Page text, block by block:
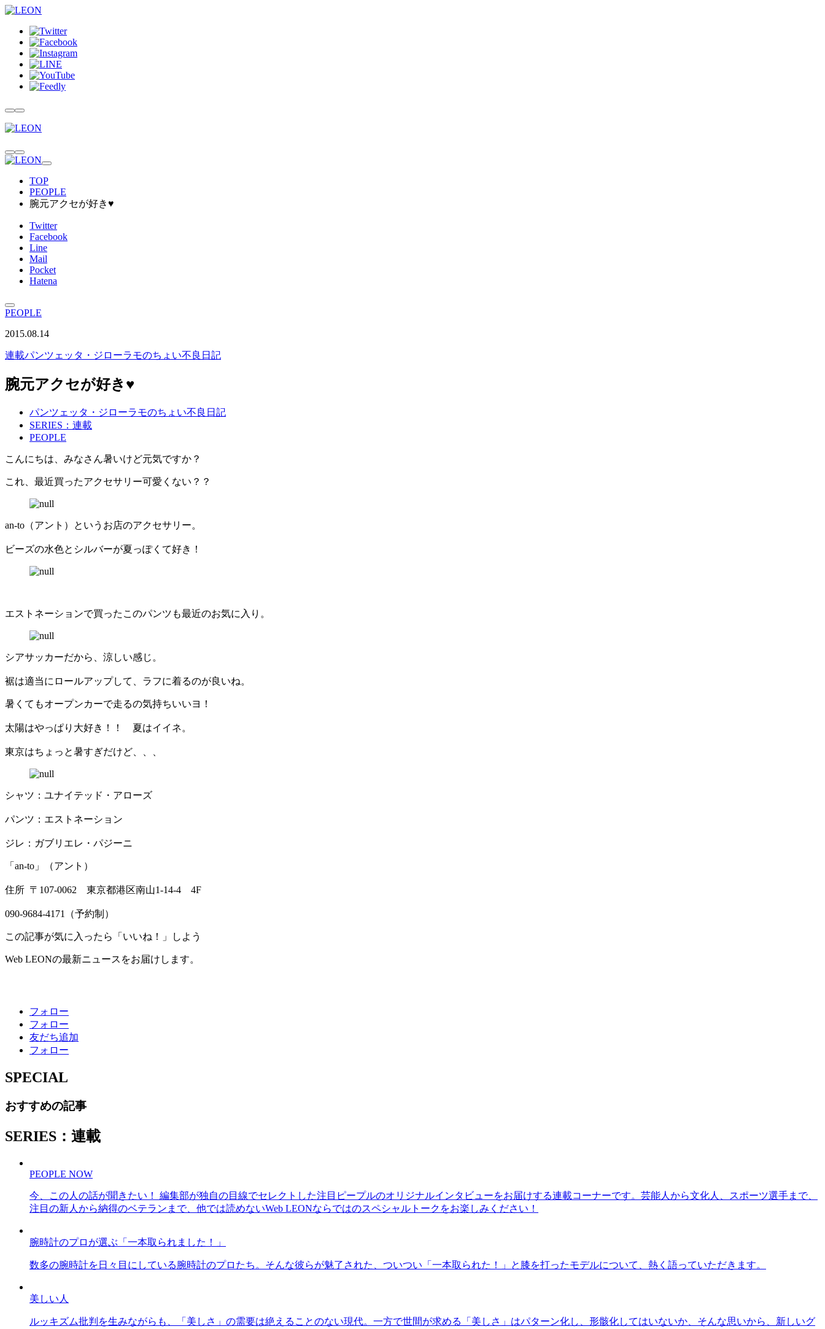
TOP
PEOPLE
腕元アクセが好き♥︎
Twitter
Facebook
Line
Mail
Pocket
Hatena
PEOPLE
2015.08.14
連載パンツェッタ・ジローラモのちょい不良日記
腕元アクセが好き♥︎
パンツェッタ・ジローラモのちょい不良日記
SERIES：連載
PEOPLE
こんにちは、みなさん暑いけど元気ですか？
これ、最近買ったアクセサリー可愛くない？？
an-to（アント）というお店のアクセサリー。
ビーズの水色とシルバーが夏っぽくて好き！
エストネーションで買ったこのパンツも最近のお気に入り。
シアサッカーだから、涼しい感じ。
裾は適当にロールアップして、ラフに着るのが良いね。
暑くてもオープンカーで走るの気持ちいいヨ！
太陽はやっぱり大好き！！ 夏はイイネ。
東京はちょっと暑すぎだけど、、、
シャツ：ユナイテッド・アローズ
パンツ：エストネーション
ジレ：ガブリエレ・パジーニ
「an-to」（アント）
住所 〒107‐0062 東京都港区南山1‐14‐4 4F
090‐9684‐4171（予約制）
この記事が気に入ったら「いいね！」しよう
Web LEONの最新ニュースをお届けします。
フォロー
フォロー
友だち追加
フォロー
SPECIAL
おすすめの記事
SERIES：連載
PEOPLE NOW
今、この人の話が聞きたい！ 編集部が独自の目線でセレクトした注目ピープルのオリジナルインタビューをお届けする連載コーナーです。芸能人から文化人、スポーツ選手まで、
注目の新人から納得のベテランまで、他では読めないWeb LEONならではのスペシャルトークをお楽しみください！
腕時計のプロが選ぶ「一本取られました！」
数多の腕時計を日々目にしている腕時計のプロたち。そんな彼らが魅了された、ついつい「一本取られた！」と膝を打ったモデルについて、熱く語っていただきます。
美しい人
ルッキズム批判を生みながらも、「美しさ」の需要は絶えることのない現代。一方で世間が求める「美しさ」はパターン化し、形骸化してはいないか、そんな思いから、新しいグ